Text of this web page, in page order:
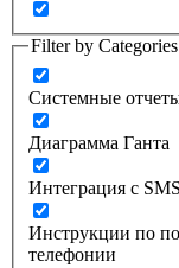
Filter by Categories
Системные
Диаграмма Ганта
Интеграция с
Инструкции по
телефонии